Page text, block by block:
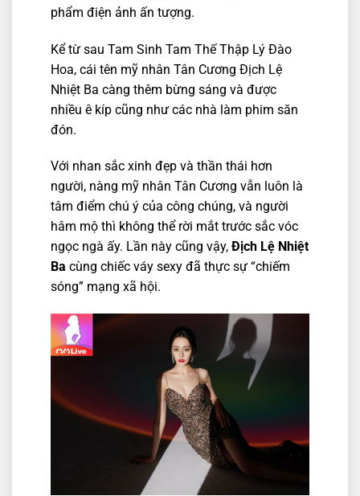
phẩm điện ảnh ấn tượng.
Kể từ sau Tam Sinh Tam Thế Thập Lý Đào
Hoa, cái tên mỹ nhân Tân Cương Địch Lệ
Nhiệt Ba càng thêm bừng sáng và được
nhiều ê kíp cũng như các nhà làm phim săn
đón.
Với nhan sắc xinh đẹp và thần thái hơn
người, nàng mỹ nhân Tân Cương vẫn luôn là
tâm điểm chú ý của công chúng, và người
hâm mộ thì không thể rời mắt trước sắc vóc
ngọc ngà ấy. Lần này cũng vậy, Địch Lệ Nhiệt
Ba cùng chiếc váy sexy đã thực sự “chiếm
sóng” mạng xã hội.